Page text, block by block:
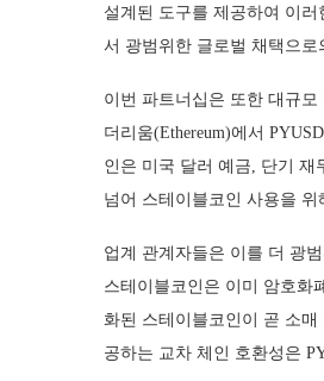
설계된 도구를 제공하여 이
서 광범위한 글로벌 채택으로
이번 파트너십은 또한 대규
더리움(Ethereum)에서
인은 미국 달러 예금, 단기 재
넘어 스테이블코인 사용을
업계 관계자들은 이를 더 광
스테이블코인은 이미 암호화
화된 스테이블코인이 곧 소
공하는 교차 체인 호환성은